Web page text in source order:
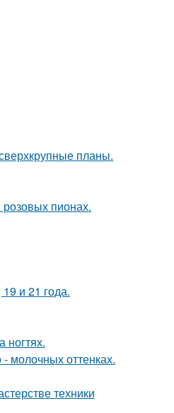
планы.
пионах.
и 21 года.
ногтях.
молочных оттенках.
техники